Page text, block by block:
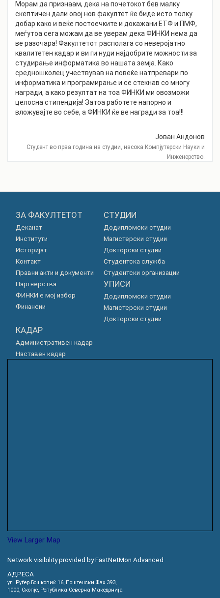
Морам да признаам, дека на почетокот бев малку
скептичен дали овој нов факултет ќе биде исто толку
добар како и веќе постоечките и докажани ЕТФ и ПМФ,
меѓутоа сега можам да ве уверам дека ФИНКИ нема да
ве разочара! Факултетот располага со неверојатно
квалитетен кадар и ви ги нуди најдобрите можности за
студирање информатика во нашата земја. Како
средношколец учествував на повеќе натпревари по
информатика и програмирање и се стекнав со многу
награди, а како резултат на тоа ФИНКИ ми овозможи
целосна стипендија! Затоа работете напорно и
вложувајте во себе, а ФИНКИ ќе ве награди за тоа!!!
Joван Андонов
Студент во прва година на студии, насока Компјутерски Науки и
Инженерство.
ЗА ФАКУЛТЕТОТ
Деканат
Институти
Историјат
Контакт
Правни акти и документи
Партнерства
ФИНКИ е мој избор
Финансии
СТУДИИ
Додипломски студии
Магистерски студии
Докторски студии
Студентска служба
Студентски организации
УПИСИ
Додипломски студии
Магистерски студии
Докторски студии
КАДАР
Административен кадар
Наставен кадар
View Larger Map
Network visibility provided by FastNetMon Advanced
АДРЕСА
ул. Руѓер Бошковиќ 16, Пoштенски Фах 393,
1000, Скопје, Република Северна Македонија